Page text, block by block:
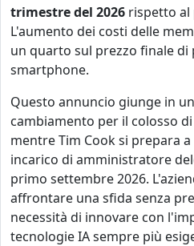
trimestre del 2026 rispetto al
L'aumento dei costi delle
un quarto sul prezzo finale
smartphone.
Questo annuncio giunge in
cambiamento per il colosso
mentre Tim Cook si prepara
incarico di amministratore
primo settembre 2026.
affrontare una sfida senza
necessità di innovare con
tecnologie IA sempre più